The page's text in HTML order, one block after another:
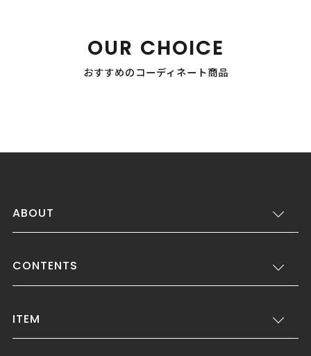
OUR CHOICE
おすすめのコーディネート商品
ABOUT
CONTENTS
ITEM